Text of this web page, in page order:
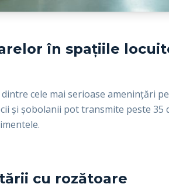
în spațiile
cele mai serioase amenințări
și șobolanii pot transmite peste
cu rozătoare